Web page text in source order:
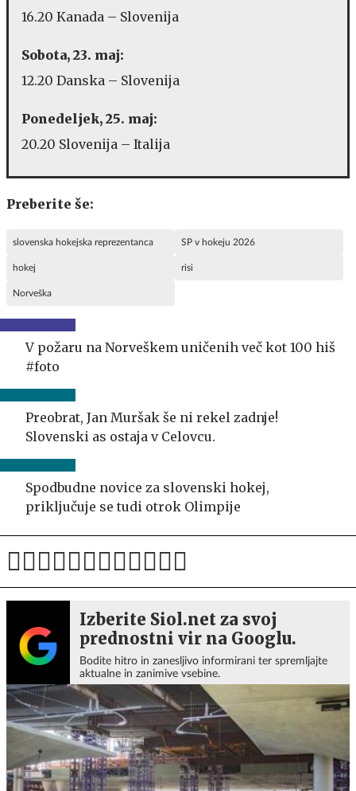
16.20 Kanada – Slovenija
Sobota, 23. maj:
12.20 Danska – Slovenija
Ponedeljek, 25. maj:
20.20 Slovenija – Italija
Preberite še:
slovenska hokejska reprezentanca SP v hokeju 2026
hokej risi
Norveška
V požaru na Norveškem uničenih več kot 100 hiš
#foto
Preobrat, Jan Muršak še ni rekel zadnje!
Slovenski as ostaja v Celovcu.
Spodbudne novice za slovenski hokej,
priključuje se tudi otrok Olimpije
Izberite Siol.net za svoj
prednostni vir na Googlu.
Bodite hitro in zanesljivo informirani ter spremljajte
aktualne in zanimive vsebine.